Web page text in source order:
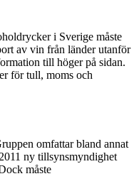
i Sverige måste
av vin från länder utanför
till höger på sidan.
för tull, moms och
omfattar bland annat
ny tillsynsmyndighet
måste